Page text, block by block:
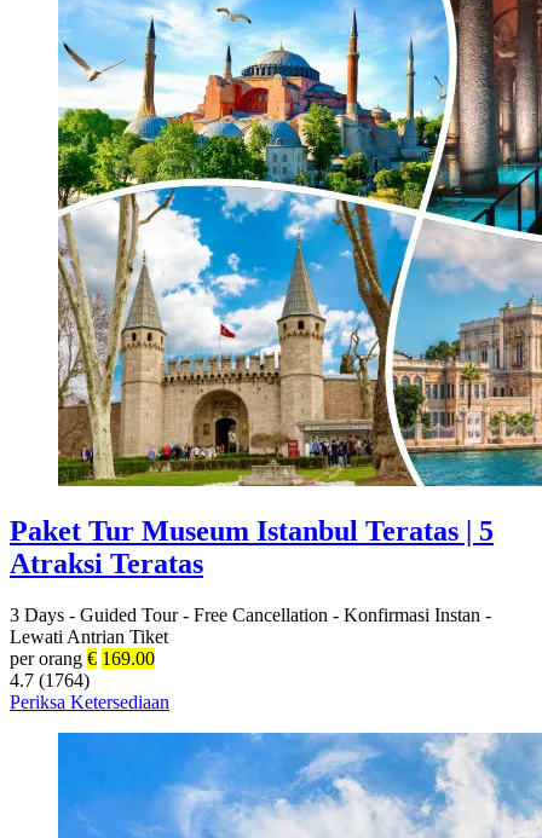
Paket Tur Museum Istanbul Teratas | 5
Atraksi Teratas
3 Days - Guided Tour - Free Cancellation - Konfirmasi Instan -
Lewati Antrian Tiket
per orang € 169.00
4.7 (1764)
Periksa Ketersediaan